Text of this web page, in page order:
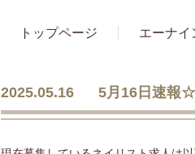
トップページ エーナイ
2025.05.16 5月16日速報